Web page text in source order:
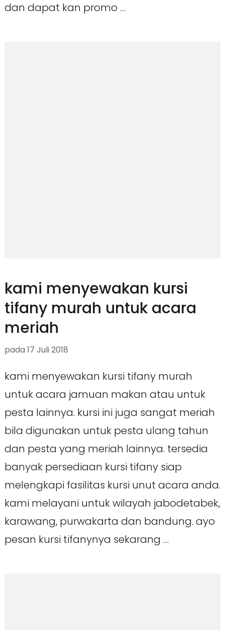
dan dapat kan promo …
kami menyewakan kursi
tifany murah untuk acara
meriah
pada 17 Juli 2018
kami menyewakan kursi tifany murah
untuk acara jamuan makan atau untuk
pesta lainnya. kursi ini juga sangat meriah
bila digunakan untuk pesta ulang tahun
dan pesta yang meriah lainnya. tersedia
banyak persediaan kursi tifany siap
melengkapi fasilitas kursi unut acara anda.
kami melayani untuk wilayah jabodetabek,
karawang, purwakarta dan bandung. ayo
pesan kursi tifanynya sekarang …